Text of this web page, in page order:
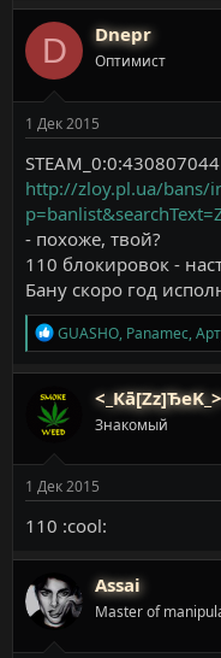
D Dnepr
Оптимист
1 Дек 2015
STEAM_0:0:430807044
http://zloy.pl.ua/bans/
- похоже, твой?
110 блокировок -
Бану скоро год
Р
е
а
ц
и
GUASHO, Panamec,
<_Кā[Zz]ЂeK_>
Знакомый
1 Дек 2015
110 :cool:
Assai
Master of